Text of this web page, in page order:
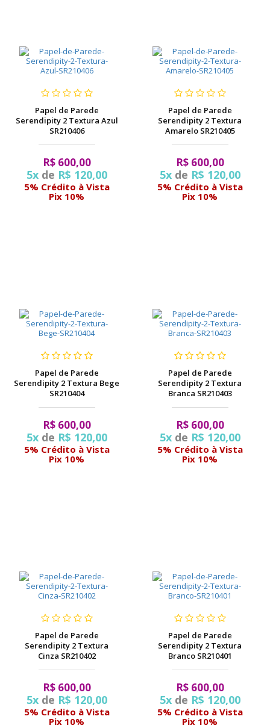
Papel de Parede
Serendipity 2 Textura Azul
SR210406
R$ 600,00
5xde R$ 120,00
5% Crédito à Vista
Pix 10%
Papel de Parede
Serendipity 2 Textura
Amarelo SR210405
R$ 600,00
5xde R$ 120,00
5% Crédito à Vista
Pix 10%
Papel de Parede
Serendipity 2 Textura Bege
SR210404
R$ 600,00
5xde R$ 120,00
5% Crédito à Vista
Pix 10%
Papel de Parede
Serendipity 2 Textura
Branca SR210403
R$ 600,00
5xde R$ 120,00
5% Crédito à Vista
Pix 10%
Papel de Parede
Serendipity 2 Textura
Cinza SR210402
R$ 600,00
5xde R$ 120,00
5% Crédito à Vista
Pix 10%
Papel de Parede
Serendipity 2 Textura
Branco SR210401
R$ 600,00
5xde R$ 120,00
5% Crédito à Vista
Pix 10%